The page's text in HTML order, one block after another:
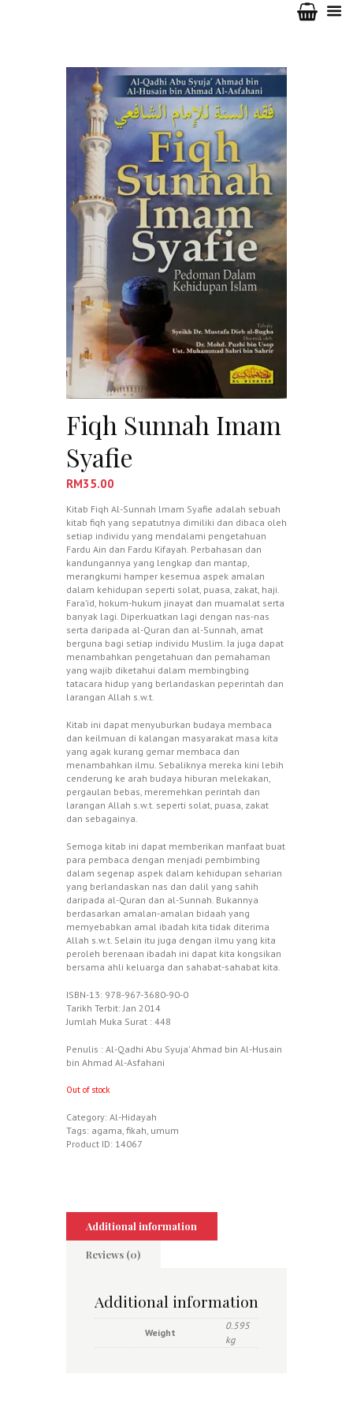
Fiqh Sunnah Imam
Syafie
RM35.00
Kitab Fiqh Al-Sunnah lmam Syafie adalah sebuah
kitab fiqh yang sepatutnya dimiliki dan dibaca oleh
setiap individu yang mendalami pengetahuan
Fardu Ain dan Fardu Kifayah. Perbahasan dan
kandungannya yang lengkap dan mantap,
merangkumi hamper kesemua aspek amalan
dalam kehidupan seperti solat, puasa, zakat, haji.
Fara’id, hokum-hukum jinayat dan muamalat serta
banyak lagi. Diperkuatkan lagi dengan nas-nas
serta daripada al-Quran dan al-Sunnah, amat
berguna bagi setiap individu Muslim. Ia juga dapat
menambahkan pengetahuan dan pemahaman
yang wajib diketahui dalam membingbing
tatacara hidup yang berlandaskan peperintah dan
larangan Allah s.w.t.
Kitab ini dapat menyuburkan budaya membaca
dan keilmuan di kalangan masyarakat masa kita
yang agak kurang gemar membaca dan
menambahkan ilmu. Sebaliknya mereka kini lebih
cenderung ke arah budaya hiburan melekakan,
pergaulan bebas, meremehkan perintah dan
larangan Allah s.w.t. seperti solat, puasa, zakat
dan sebagainya.
Semoga kitab ini dapat memberikan manfaat buat
para pembaca dengan menjadi pembimbing
dalam segenap aspek dalam kehidupan seharian
yang berlandaskan nas dan dalil yang sahih
daripada al-Quran dan al-Sunnah. Bukannya
berdasarkan amalan-amalan bidaah yang
memyebabkan amal ibadah kita tidak diterima
Allah s.w.t. Selain itu juga dengan ilmu yang kita
peroleh berenaan ibadah ini dapat kita kongsikan
bersama ahli keluarga dan sahabat-sahabat kita.
ISBN-13: 978-967-3680-90-0
Tarikh Terbit: Jan 2014
Jumlah Muka Surat : 448
Penulis : Al-Qadhi Abu Syuja’ Ahmad bin Al-Husain
bin Ahmad Al-Asfahani
Out of stock
Category: Al-Hidayah
Tags: agama, fikah, umum
Product ID: 14067
Additional information
Reviews (0)
Additional information
Weight
0.595
kg